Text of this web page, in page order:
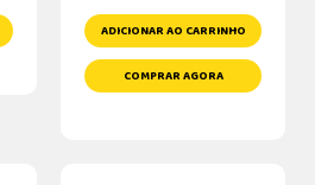
ADICIONAR AO CARRINHO
COMPRAR AGORA